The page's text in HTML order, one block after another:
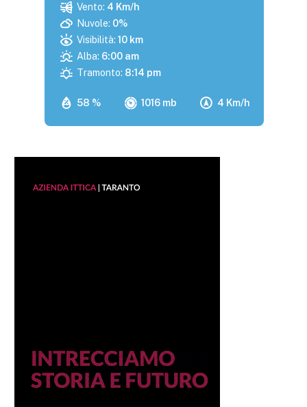
58 % 1016 mb 4 Km/h
Vento: 4 Km/h
Nuvole: 0%
Visibilità: 10 km
Alba: 6:00 am
Tramonto: 8:14 pm